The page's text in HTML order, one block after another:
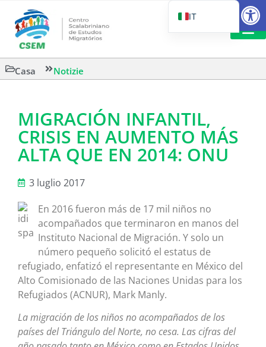
Casa Notizie
MIGRACIÓN INFANTIL,
CRISIS EN AUMENTO MÁS
ALTA QUE EN 2014: ONU
3 luglio 2017
En 2016 fueron más de 17 mil niños no
acompañados que terminaron en manos del
Instituto Nacional de Migración. Y solo un
número pequeño solicitó el estatus de
refugiado, enfatizó el representante en México del
Alto Comisionado de las Naciones Unidas para los
Refugiados (ACNUR), Mark Manly.
La migración de los niños no acompañados de los
países del Triángulo del Norte, no cesa. Las cifras del
IT
EN